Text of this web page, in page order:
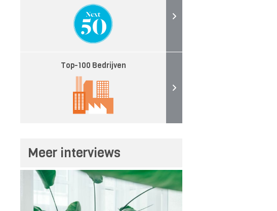
Top-100 Bedrijven
Meer interviews